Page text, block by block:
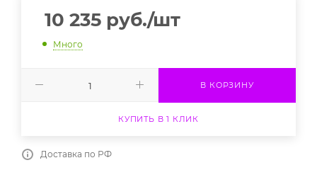
10 235 руб./шт
Много
В КОРЗИНУ
КУПИТЬ В 1 КЛИК
Доставка по РФ